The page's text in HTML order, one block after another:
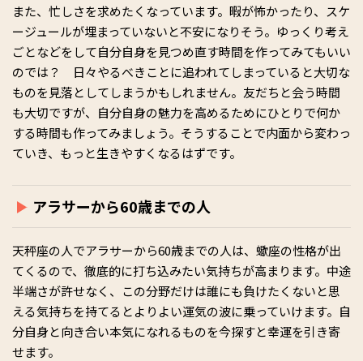
また、忙しさを求めたくなっています。暇が怖かったり、スケ
ージュールが埋まっていないと不安になりそう。ゆっくり考え
ごとなどをして自分自身を見つめ直す時間を作ってみてもいい
のでは？ 日々やるべきことに追われてしまっていると大切な
ものを見落としてしまうかもしれません。友だちと会う時間
も大切ですが、自分自身の魅力を高めるためにひとりで何か
する時間も作ってみましょう。そうすることで内面から変わっ
ていき、もっと生きやすくなるはずです。
アラサーから60歳までの人
天秤座の人でアラサーから60歳までの人は、蠍座の性格が出
てくるので、徹底的に打ち込みたい気持ちが高まります。中途
半端さが許せなく、この分野だけは誰にも負けたくないと思
える気持ちを持てるとよりよい運気の波に乗っていけます。自
分自身と向き合い本気になれるものを今探すと幸運を引き寄
せます。